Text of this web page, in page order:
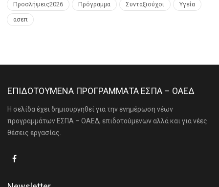
Προσλήψεις2026 Πρόγραμμα Συνταξιούχοι Υγεία
ασεπ
ΕΠΙΔΟΤΟΥΜΕΝΑ ΠΡΟΓΡΑΜΜΑΤΑ ΕΣΠΑ – ΟΑΕΔ
Η σελίδα έχει δημιουργηθεί για την ενημέρωση νέων
προγραμμάτων ΕΣΠΑ – ΟΑΕΔ, επιδοτούμενων αλλά και για νέες
θέσεις εργασίας.